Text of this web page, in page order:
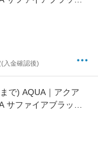
/上開き /簡易乾燥
(入金確認後)
で) AQUA｜アクア
サファイアブラック
/上開き /簡易乾燥